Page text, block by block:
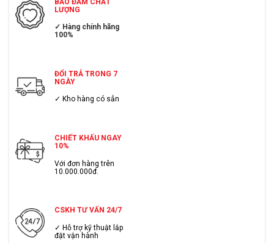
LƯỢNG
✓ Hàng chính hãng
100%
ĐỔI TRẢ TRONG 7
NGÀY
✓ Kho hàng có sẳn
CHIẾT KHẤU NGAY
10%
Với đơn hàng trên
10.000.000đ.
CSKH TƯ VẤN 24/7
✓ Hỗ trợ kỹ thuật lắp
đặt vận hành